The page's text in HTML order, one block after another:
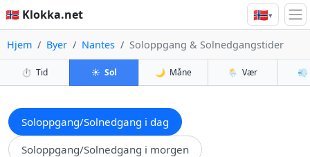
🇳🇴 Klokka.net 🇳🇴▾
Hjem Byer Nantes Soloppgang & Solnedgangstider
⏱️ Tid ☀️ Sol 🌙 Måne 🌦️ Vær 💨
Soloppgang/Solnedgang i dag
Soloppgang/Solnedgang i morgen